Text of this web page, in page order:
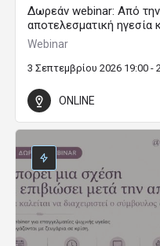
Δωρεάν webinar: Από
αποτελεσματική ηγεσία
Webinar
3 Σεπτεμβρίου 2026 19:00 -
ONLINE